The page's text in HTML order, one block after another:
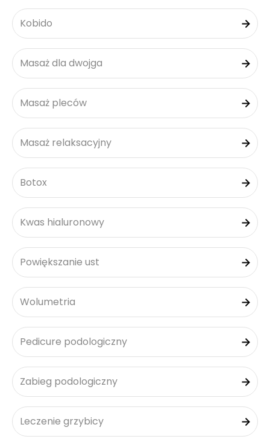
Kobido
Masaż dla dwojga
Masaż pleców
Masaż relaksacyjny
Botox
Kwas hialuronowy
Powiększanie ust
Wolumetria
Pedicure podologiczny
Zabieg podologiczny
Leczenie grzybicy